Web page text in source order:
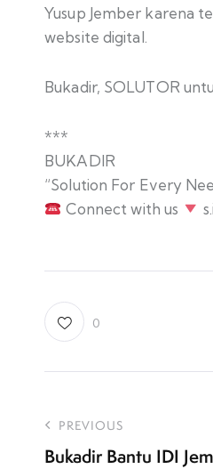
Yusup Jember karena
website digital.
Bukadir, SOLUTOR
***
BUKADIR
“Solution For Every
Connect with us
0
PREVIOUS
Bukadir Bantu IDI